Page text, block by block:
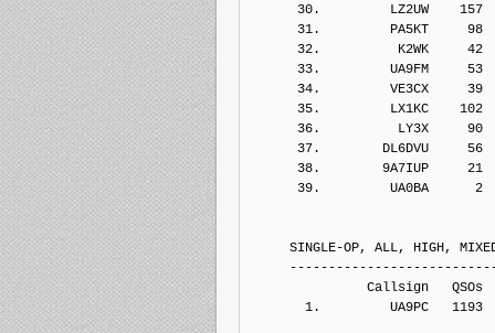
30.         LZ2UW    157
31.         PA5KT     98
32.          K2WK     42
33.         UA9FM     53
34.         VE3CX     39
35.         LX1KC    102
36.          LY3X     90
37.        DL6DVU     56
38.        9A7IUP     21
39.         UA0BA      2
SINGLE-OP, ALL, HIGH,
Callsign   QSOs  Points
1.         UA9PC   1193